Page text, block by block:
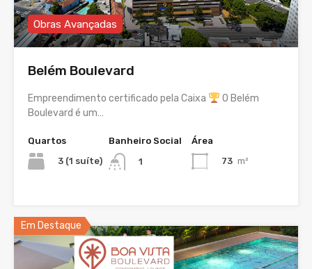
Obras Avançadas
Belém Boulevard
Empreendimento certificado pela Caixa
O Belém
Boulevard é um…
Quartos
3 (1 suíte)
Banheiro Social
1
Área
73 m²
Em Destaque